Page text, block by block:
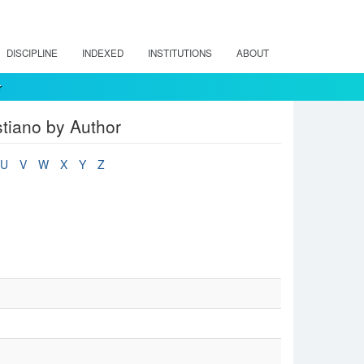
DISCIPLINE INDEXED INSTITUTIONS ABOUT
by Author
U V W X Y Z